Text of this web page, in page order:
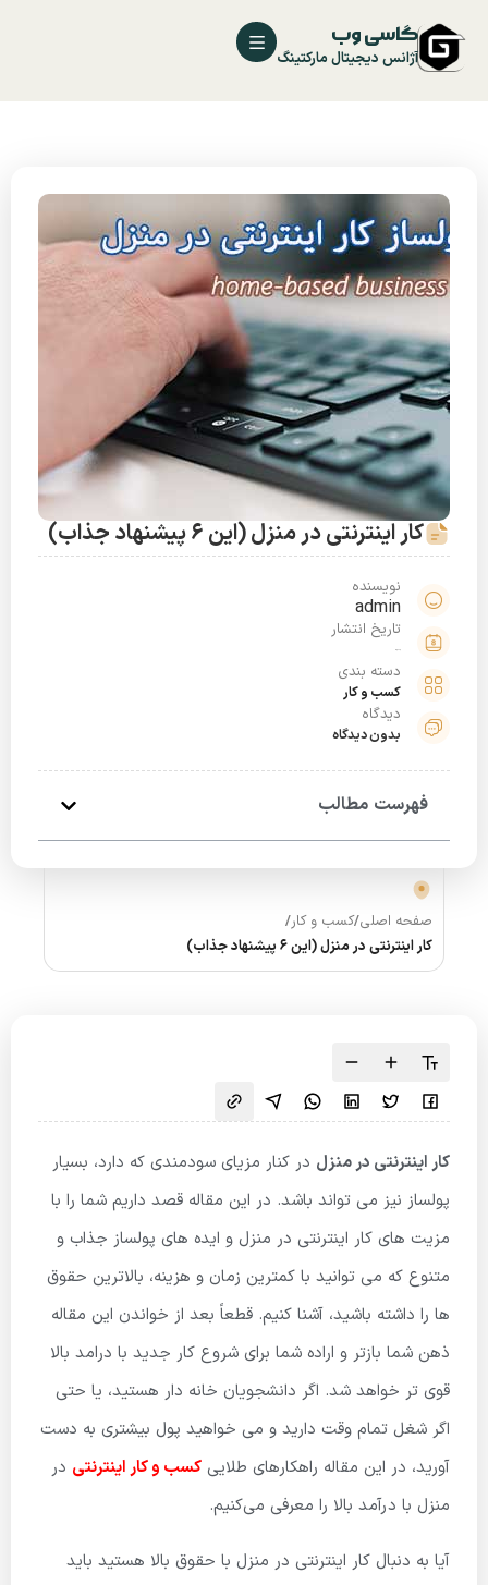
گاسی وب
آژانس دیجیتال مارکتینگ
کار اینترنتی در منزل (این 6 پیشنهاد جذاب)
نویسنده
admin
تاریخ انتشار
دسته بندی
کسب و کار
دیدگاه
بدون دیدگاه
فهرست مطالب
صفحه اصلی/کسب و کار/
کار اینترنتی در منزل (این 6 پیشنهاد جذاب)
کار اینترنتی در منزل در کنار مزیای سودمندی که دارد، بسیار
پولساز نیز می تواند باشد. در این مقاله قصد داریم شما را با
مزیت های کار اینترنتی در منزل و ایده های پولساز جذاب و
متنوع که می توانید با کمترین زمان و هزینه، بالاترین حقوق
ها را داشته باشید، آشنا کنیم. قطعاً بعد از خواندن این مقاله
ذهن شما بازتر و اراده شما برای شروع کار جدید با درامد بالا
قوی تر خواهد شد. اگر دانشجویان خانه دار هستید، یا حتی
اگر شغل تمام وقت دارید و می خواهید پول بیشتری به دست
آورید، در این مقاله راهکارهای طلایی کسب و کار اینترنتی در
منزل با درآمد بالا را معرفی می‌کنیم.
آیا به دنبال کار اینترنتی در منزل با حقوق بالا هستید باید